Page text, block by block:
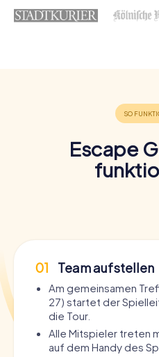
Escape
01 Team aufstellen
Am gemeinsamen
27) startet der
die Tour.
Alle Mitspieler treten
auf dem Handy des